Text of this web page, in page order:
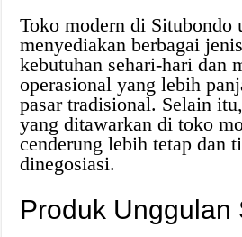
Toko modern di Situbondo
menyediakan berbagai
kebutuhan sehari-hari dan
operasional yang lebih
pasar tradisional. Selain
yang ditawarkan di toko
cenderung lebih tetap dan
dinegosiasi.
Produk Unggulan